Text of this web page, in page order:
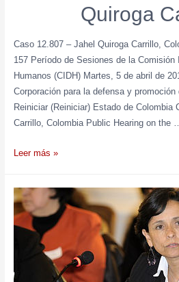
Quiroga
Caso 12.807 – Jahel Quiroga Carrillo,
157 Período de Sesiones de la Comisión
Humanos (CIDH) Martes, 5 de abril de
Corporación para la defensa y
Reiniciar (Reiniciar) Estado de Colombia
Carrillo, Colombia Public Hearing on the
Leer más »